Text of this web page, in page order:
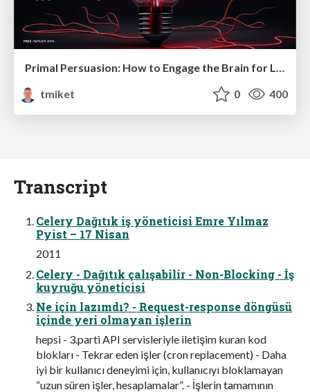
Primal Persuasion: How to Engage the Brain for Learning That Lasts
tmiket
0 400
Transcript
Celery Dağıtık iş yöneticisi Emre Yılmaz
Pyist – 17 Nisan
2011
Celery - Dağıtık çalışabilir - Non-Blocking - İş
kuyruğu yöneticisi
Ne için lazımdı? - Request-response döngüsü
içinde yeri olmayan işlerin
hepsi - 3.parti API servisleriyle iletişim kuran kod
blokları - Tekrar eden işler (cron replacement) - Daha
iyi bir kullanıcı deneyimi için, kullanıcıyı bloklamayan
“uzun süren işler, hesaplamalar”. - İşlerin tamamının